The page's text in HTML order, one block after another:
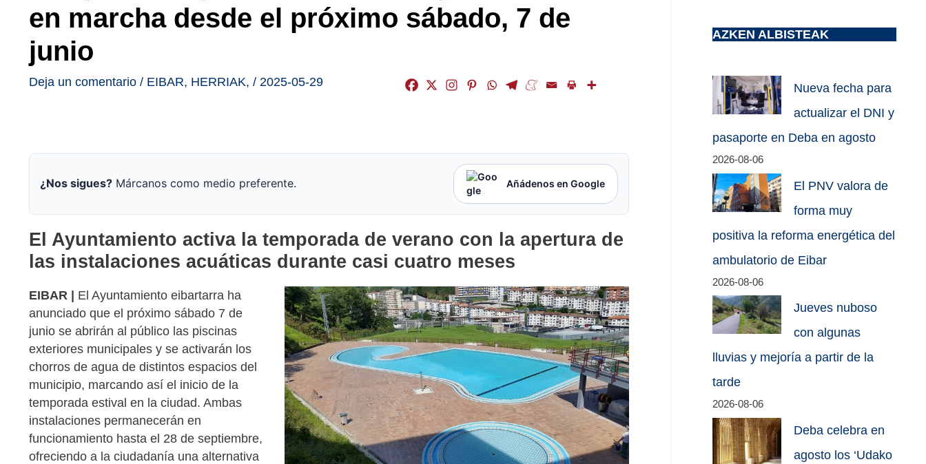
en marcha desde el próximo sábado, 7 de
junio
Deja un comentario / EIBAR, HERRIAK, / 2025-05-29
¿Nos sigues? Márcanos como medio preferente. Añádenos en Google
El Ayuntamiento activa la temporada de verano con la apertura de
las instalaciones acuáticas durante casi cuatro meses
EIBAR | El Ayuntamiento eibartarra ha
anunciado que el próximo sábado 7 de
junio se abrirán al público las piscinas
exteriores municipales y se activarán los
chorros de agua de distintos espacios del
municipio, marcando así el inicio de la
temporada estival en la ciudad. Ambas
instalaciones permanecerán en
funcionamiento hasta el 28 de septiembre,
ofreciendo a la ciudadanía una alternativa
AZKEN ALBISTEAK
Nueva fecha para
actualizar el DNI y
pasaporte en Deba en agosto
2026-08-06
El PNV valora de
forma muy
positiva la reforma energética del
ambulatorio de Eibar
2026-08-06
Jueves nuboso
con algunas
lluvias y mejoría a partir de la
tarde
2026-08-06
Deba celebra en
agosto los ‘Udako